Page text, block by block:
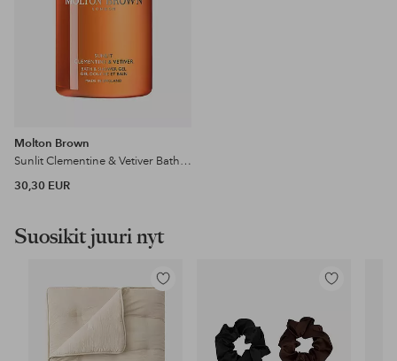
Molton Brown
Sunlit Clementine & Vetiver Bath & Shower Gel 300 Ml
30,30 EUR
Suosikit juuri nyt
Lisää
Lisää